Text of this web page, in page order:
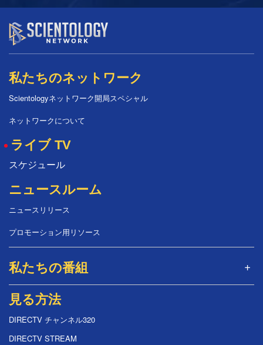
私たちのネットワーク
Scientologyネットワーク開局スペシャル
ネットワークについて
ライブ TV
スケジュール
ニュースルーム
ニュースリリース
プロモーション用リソース
私たちの番組
見る方法
DIRECTV チャンネル320
DIRECTV STREAM